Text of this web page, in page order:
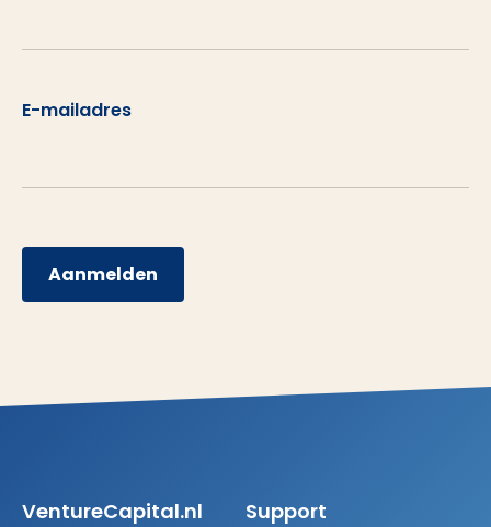
E-mailadres
Aanmelden
VentureCapital.nl Support